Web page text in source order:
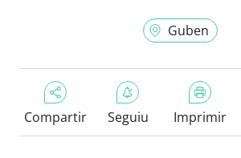
Guben
Compartir Seguiu Imprimir